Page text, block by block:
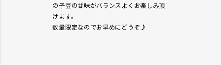
の子豆の甘味がバランスよくお楽しみ頂
けます。
数量限定なのでお早めにどうぞ♪
☆
数量限定なので